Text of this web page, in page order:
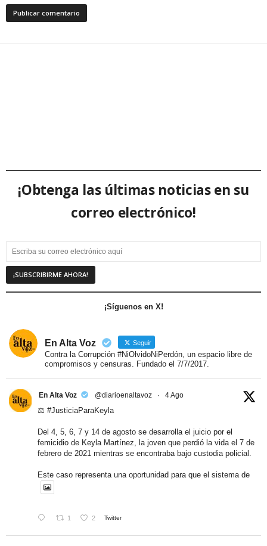
¡Obtenga las últimas noticias en su
correo electrónico!
¡Síguenos en X!
En Alta Voz Seguir
Contra la Corrupción #NiOlvidoNiPerdón, un espacio libre de
compromisos y censuras. Fundado el 7/7/2017.
En Alta Voz @diarioenaltavoz · 4 Ago
⚖️ #JusticiaParaKeyla
Del 4, 5, 6, 7 y 14 de agosto se desarrolla el juicio por el
femicidio de Keyla Martínez, la joven que perdió la vida el 7 de
febrero de 2021 mientras se encontraba bajo custodia policial.
Este caso representa una oportunidad para que el sistema de
1 2 Twitter